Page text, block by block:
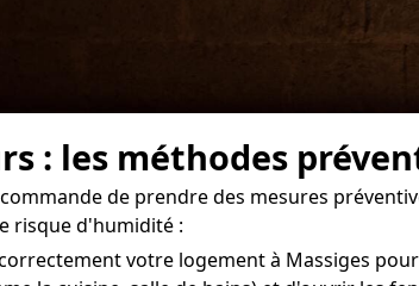
: les méthodes
de prendre des mesures
risque d'humidité :
votre logement à Massiges